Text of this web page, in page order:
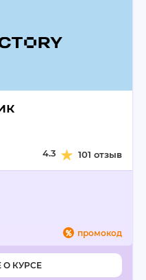
4.3 101 отзыв
промокод
КУРСЕ